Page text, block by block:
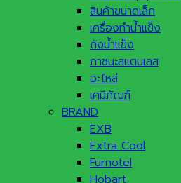
สินค้าขนาดเล็ก
เครื่องทำน้ำแข็ง
ถังน้ำแข็ง
ภาชนะสแตนเลส
อะไหล่
เคมีภัณฑ์
BRAND
EXB
Extra Cool
Furnotel